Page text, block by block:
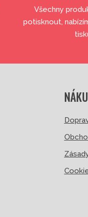
Všechny
potisknout,